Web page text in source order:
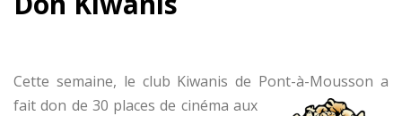
Cette semaine, le club Kiwanis de Pont-à-Mousson a
fait don de 30 places de cinéma aux